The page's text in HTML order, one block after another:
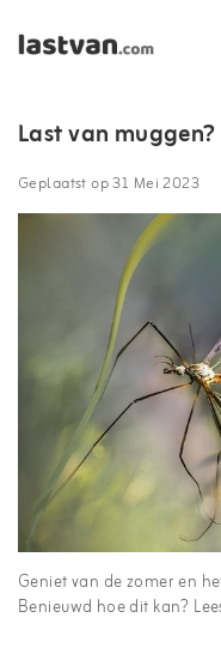
Last van
Geplaatst op31 Mei 2023
Geniet van de zomer en
Benieuwd hoe dit kan?